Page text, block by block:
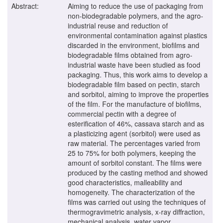
Abstract:
Aiming to reduce the use of packaging from
non-biodegradable polymers, and the agro-
industrial reuse and reduction of
environmental contamination against plastics
discarded in the environment, biofilms and
biodegradable films obtained from agro-
industrial waste have been studied as food
packaging. Thus, this work aims to develop a
biodegradable film based on pectin, starch
and sorbitol, aiming to improve the properties
of the film. For the manufacture of biofilms,
commercial pectin with a degree of
esterification of 46%, cassava starch and as
a plasticizing agent (sorbitol) were used as
raw material. The percentages varied from
25 to 75% for both polymers, keeping the
amount of sorbitol constant. The films were
produced by the casting method and showed
good characteristics, malleability and
homogeneity. The characterization of the
films was carried out using the techniques of
thermogravimetric analysis, x-ray diffraction,